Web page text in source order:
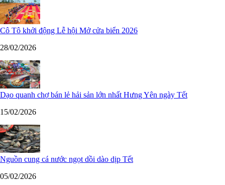
Cô Tô khởi động Lễ hội Mở cửa biển 2026
28/02/2026
Dạo quanh chợ bán lẻ hải sản lớn nhất Hưng Yên ngày Tết
15/02/2026
Nguồn cung cá nước ngọt dồi dào dịp Tết
05/02/2026